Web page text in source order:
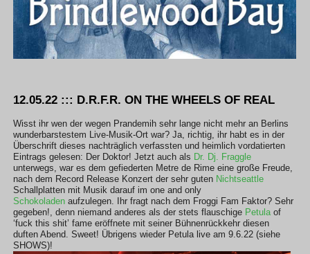
12.05.22 ::: D.R.F.R. ON THE WHEELS OF REAL
Wisst ihr wen der wegen Prandemih sehr lange nicht mehr an Berlins
wunderbarstestem Live-Musik-Ort war? Ja, richtig, ihr habt es in der
Überschrift dieses nachträglich verfassten und heimlich vordatierten
Eintrags gelesen: Der Doktor! Jetzt auch als Dr. Dj. Fraggle
unterwegs, war es dem gefiederten Metre de Rime eine große Freude,
nach dem Record Release Konzert der sehr guten Nichtseattle
Schallplatten mit Musik darauf im one and only
Schokoladen aufzulegen. Ihr fragt nach dem Froggi Fam Faktor? Sehr
gegeben!, denn niemand anderes als der stets flauschige Petula of
‘fuck this shit’ fame eröffnete mit seiner Bühnenrückkehr diesen
duften Abend. Sweet! Übrigens wieder Petula live am 9.6.22 (siehe
SHOWS)!